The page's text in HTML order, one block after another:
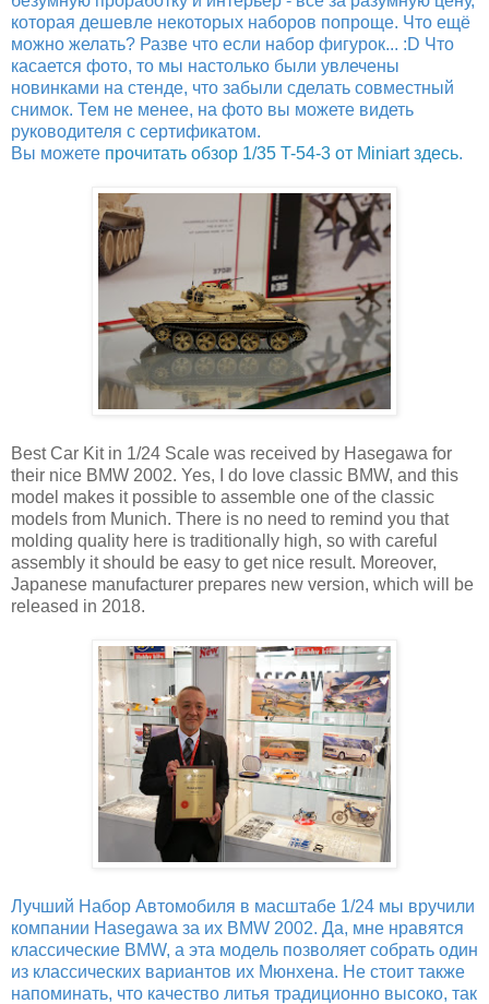
которая дешевле некоторых наборов попроще. Что ещё
можно желать? Разве что если набор фигурок... :D Что
касается фото, то мы настолько были увлечены
новинками на стенде, что забыли сделать совместный
снимок. Тем не менее, на фото вы можете видеть
руководителя с сертификатом.
Вы можете прочитать обзор 1/35 T-54-3 от Miniart здесь.
Best Car Kit in 1/24 Scale was received by Hasegawa for
their nice BMW 2002. Yes, I do love classic BMW, and this
model makes it possible to assemble one of the classic
models from Munich. There is no need to remind you that
molding quality here is traditionally high, so with careful
assembly it should be easy to get nice result. Moreover,
Japanese manufacturer prepares new version, which will be
released in 2018.
Лучший Набор Автомобиля в масштабе 1/24 мы вручили
компании Hasegawa за их BMW 2002. Да, мне нравятся
классические BMW, а эта модель позволяет собрать один
из классических вариантов их Мюнхена. Не стоит также
напоминать, что качество литья традиционно высоко, так